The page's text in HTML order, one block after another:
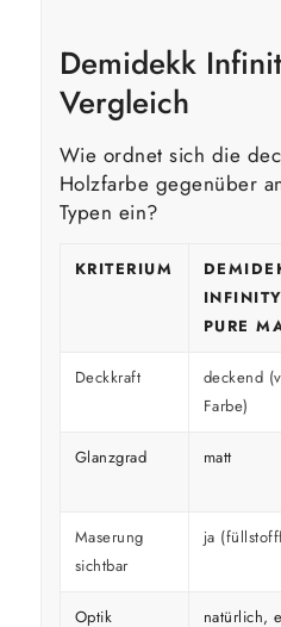
Demidekk
Vergleich
Wie ordnet sich die
Holzfarbe gegenüber
Typen ein?
KRITERIUM
INFINITY
PURE
Deckkraft
deckend
Farbe)
Glanzgrad matt
Maserung
sichtbar
ja
Optik
natürlich,